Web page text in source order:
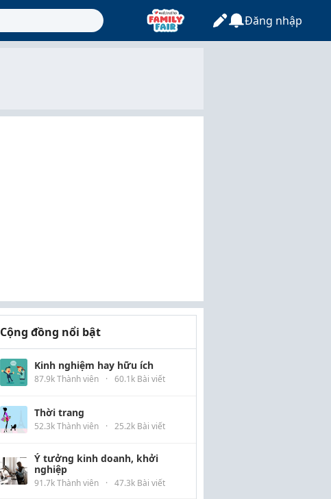
Đăng nhập
Cộng đồng nổi bật
Kinh nghiệm hay hữu ích
87.9k Thành viên · 60.1k Bài viết
Thời trang
52.3k Thành viên · 25.2k Bài viết
Ý tưởng kinh doanh, khởi
nghiệp
91.7k Thành viên · 47.3k Bài viết